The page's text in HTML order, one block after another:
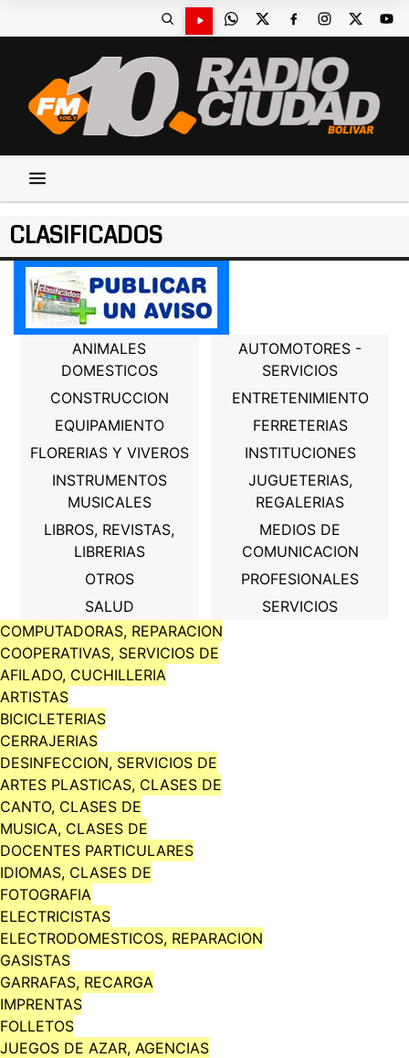
CLASIFICADOS
ANIMALES
DOMESTICOS
AUTOMOTORES -
SERVICIOS
CONSTRUCCION
ENTRETENIMIENTO
EQUIPAMIENTO
FERRETERIAS
FLORERIAS Y VIVEROS
INSTITUCIONES
INSTRUMENTOS
MUSICALES
JUGUETERIAS,
REGALERIAS
LIBROS, REVISTAS,
LIBRERIAS
MEDIOS DE
COMUNICACION
OTROS
PROFESIONALES
SALUD
SERVICIOS
COMPUTADORAS, REPARACION
COOPERATIVAS, SERVICIOS DE
AFILADO, CUCHILLERIA
ARTISTAS
BICICLETERIAS
CERRAJERIAS
DESINFECCION, SERVICIOS DE
ARTES PLASTICAS, CLASES DE
CANTO, CLASES DE
MUSICA, CLASES DE
DOCENTES PARTICULARES
IDIOMAS, CLASES DE
FOTOGRAFIA
ELECTRICISTAS
ELECTRODOMESTICOS, REPARACION
GASISTAS
GARRAFAS, RECARGA
IMPRENTAS
FOLLETOS
JUEGOS DE AZAR, AGENCIAS